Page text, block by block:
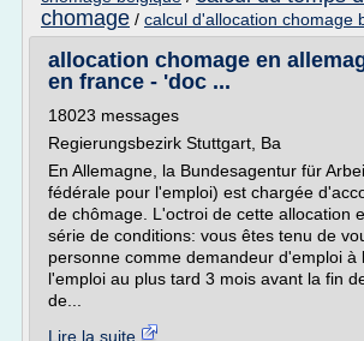
chomage / calcul d'allocation chomage
allocation chomage en
en france - 'doc ...
18023 messages
Regierungsbezirk Stuttgart, Ba
En Allemagne, la Bundesagentur für
fédérale pour l'emploi) est chargée
de chômage. L'octroi de cette allocation
série de conditions: vous êtes tenu de
personne comme demandeur d'emploi à
l'emploi au plus tard 3 mois avant la fin
de...
Lire la suite